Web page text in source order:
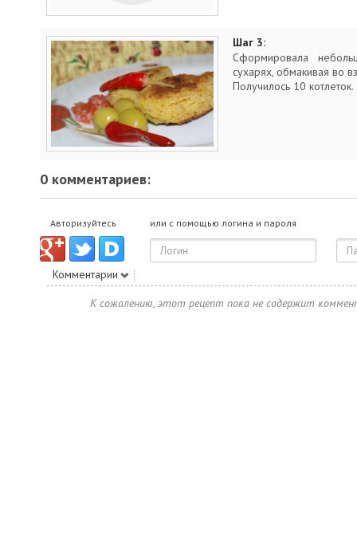
Шаг 3:
Сформировала
сухарях, обмакивая во
Получилось 10 котлеток.
0 комментариев:
Авторизуйтесь или с помощью логина и пароля
Комментарии
К сожалению, этот рецепт пока не содержит